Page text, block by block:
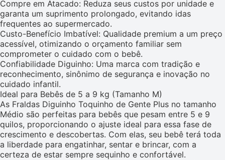
Compre em Atacado: Reduza seus custos por unidade e
garanta um suprimento prolongado, evitando idas
frequentes ao supermercado.
Custo-Benefício Imbatível: Qualidade premium a um preço
acessível, otimizando o orçamento familiar sem
comprometer o cuidado com o bebê.
Confiabilidade Diguinho: Uma marca com tradição e
reconhecimento, sinônimo de segurança e inovação no
cuidado infantil.
Ideal para Bebês de 5 a 9 kg (Tamanho M)
As Fraldas Diguinho Toquinho de Gente Plus no tamanho
Médio são perfeitas para bebês que pesam entre 5 e 9
quilos, proporcionando o ajuste ideal para essa fase de
crescimento e descobertas. Com elas, seu bebê terá toda
a liberdade para engatinhar, sentar e brincar, com a
certeza de estar sempre sequinho e confortável.